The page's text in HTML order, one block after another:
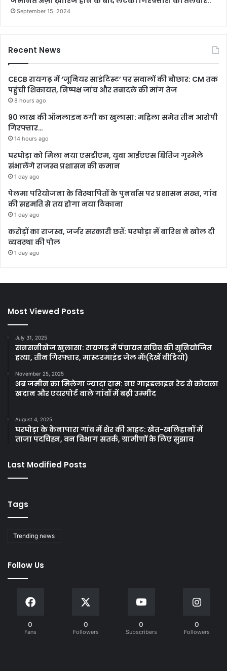
September 15, 2024
Recent News
CECB रायगढ़ में ‘जूनियर साइंटिस्ट’ पर सवालों की बौछार: CM तक
पहुंची शिकायत, निष्पक्ष जांच और तबादले की मांग तेज
8 hours ago
90 लाख की ऑनलाइन ठगी का खुलासा: महिला समेत तीन आरोपी
गिरफ्तार…
14 hours ago
घरघोड़ा को मिला नया एसडीएम, युवा आईएएस क्षितिज गुरभेले
संभालेंगे राजस्व प्रशासन की कमान
1 day ago
पेलमा परियोजना के विस्थापितों के पुनर्वास पर प्रशासन सख्त, गांव
की सहमति से तय होगा नया ठिकाना
1 day ago
करोड़ों का राजस्व, जर्जर सरकारी छतें: घरघोड़ा में बारिश ने खोल दी
व्यवस्था की पोल
1 day ago
Most Viewed Posts
July 31, 2025
सनसनीखेज खुलासा: रायगढ़ में पंचायत सचिव की सुनियोजित
हत्या, तीन गिरफ्तार, मास्टरमाइंड जेल में!(देखें वीडियो)
November 25, 2025
अब जमीन का मिलेगा ज्यादा दाम: नए गाइडलाइन रेट से कोयला
खदान और एयरपोर्ट वाले गांवों में बढ़ी उम्मीद
August 4, 2025
घरघोड़ा के केनापारा गांव में शेर की आहट: खेत-खलिहानों में
ताजा पदचिह्न, वन विभाग सतर्क, ग्रामीणों के लिए सुझाव
Last Modified Posts
Tags
Trending news
Follow Us
0
Fans
0
Followers
0
Subscribers
0
Followers